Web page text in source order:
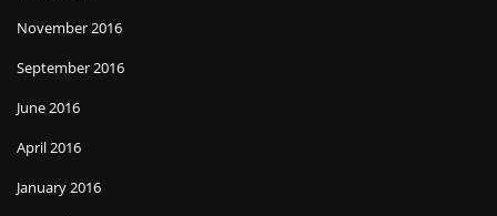
November 2016
September 2016
June 2016
April 2016
January 2016